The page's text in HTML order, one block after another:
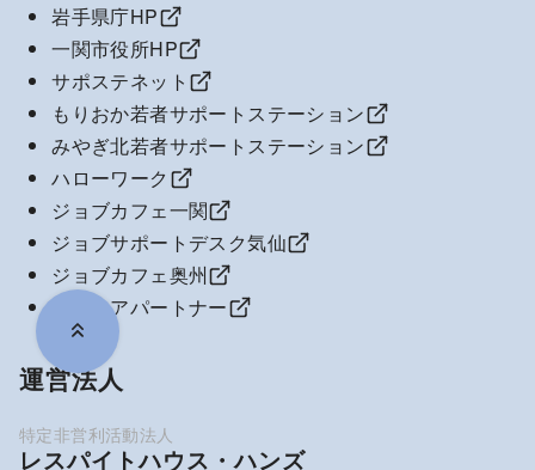
岩手県庁HP
一関市役所HP
サポステネット
もりおか若者サポートステーション
みやぎ北若者サポートステーション
ハローワーク
ジョブカフェ一関
ジョブサポートデスク気仙
ジョブカフェ奥州
キャリアパートナー
運営法人
レスパイトハウス・ハンズ